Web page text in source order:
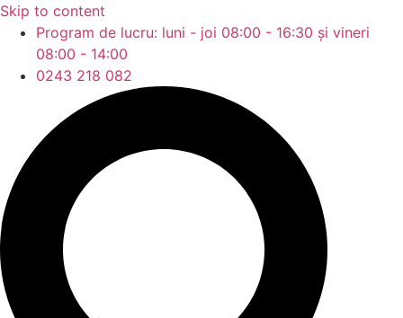
Skip to content
Program de lucru: luni - joi 08:00 - 16:30 și vineri
08:00 - 14:00
0243 218 082